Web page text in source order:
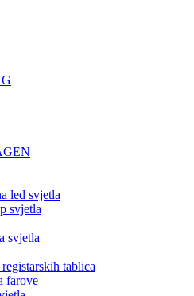
led svjetla
svjetla
svjetla
tablica
farove